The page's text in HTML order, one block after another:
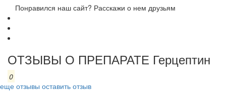
Понравился наш сайт? Расскажи о нем друзьям
ОТЗЫВЫ О ПРЕПАРАТЕ Герцептин
0
еще отзывы оставить отзыв